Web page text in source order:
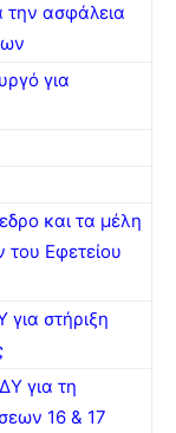
την ασφάλεια
για
και τα μέλη
του Εφετείου
για στήριξη
για τη
16 & 17